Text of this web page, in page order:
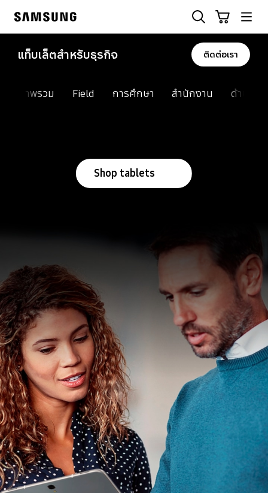
แท็บเล็ตสำหรับธุรกิจ ติดต่อเรา
ภาพรวม Field การศึกษา สำนักงาน ด้านคว
Shop tablets